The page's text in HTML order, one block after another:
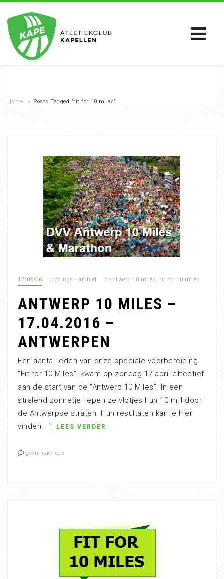
Home › Posts Tagged "fit for 10 miles"
17/04/16 Joggings - archief # antwerp 10 miles, fit for 10 miles
ANTWERP 10 MILES –
17.04.2016 –
ANTWERPEN
Een aantal leden van onze speciale voorbereiding
“Fit for 10 Miles”, kwam op zondag 17 april effectief
aan de start van de “Antwerp 10 Miles”. In een
stralend zonnetje liepen ze vlotjes hun 10 mijl door
de Antwerpse straten. Hun resultaten kan je hier
vinden.
LEES VERDER
geen reactiess